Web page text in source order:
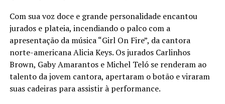
Com sua voz doce e grande personalidade encantou
jurados e plateia, incendiando o palco com a
apresentação da música “Girl On Fire”, da cantora
norte-americana Alicia Keys. Os jurados Carlinhos
Brown, Gaby Amarantos e Michel Teló se renderam ao
talento da jovem cantora, apertaram o botão e viraram
suas cadeiras para assistir à performance.